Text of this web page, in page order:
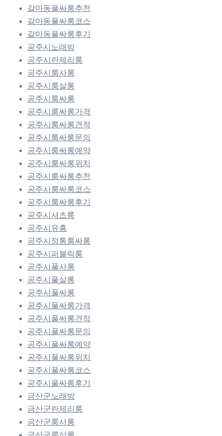
갈마동풀싸롱추천
갈마동풀싸롱코스
갈마동풀싸롱후기
공주시노래방
공주시란제리룸
공주시룸사롱
공주시룸살롱
공주시룸싸롱
공주시룸싸롱가격
공주시룸싸롱견적
공주시룸싸롱문의
공주시룸싸롱예약
공주시룸싸롱위치
공주시룸싸롱추천
공주시룸싸롱코스
공주시룸싸롱후기
공주시셔츠룸
공주시유흥
공주시정통룸싸롱
공주시퍼블릭룸
공주시풀사롱
공주시풀살롱
공주시풀싸롱
공주시풀싸롱가격
공주시풀싸롱견적
공주시풀싸롱문의
공주시풀싸롱예약
공주시풀싸롱위치
공주시풀싸롱코스
공주시풀싸롱후기
금산군노래방
금산군란제리룸
금산군룸사롱